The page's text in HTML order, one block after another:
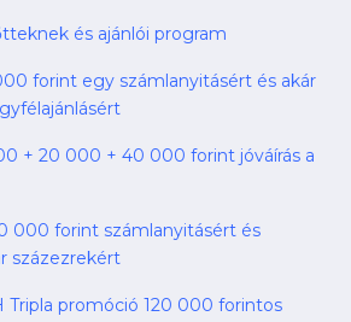
és ajánlói program
forint egy számlanyitásért és akár
+ 20 000 + 40 000 forint jóváírás a
000 forint számlanyitásért és
százezrekért
Tripla promóció 120 000 forintos